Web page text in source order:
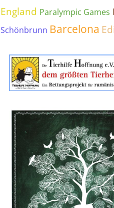
England Paralympic Games
Schönbrunn Barcelona